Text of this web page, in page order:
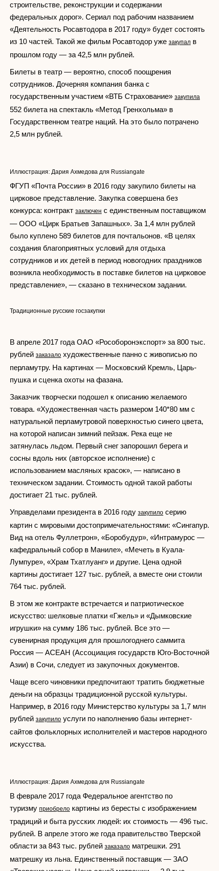
строительстве, реконструкции и содержании
федеральных дорог». Сериал под рабочим названием
«Деятельность Росавтодора в 2017 году» будет состоять
из 10 частей. Такой же фильм Росавтодор уже закупал в
прошлом году — за 42,5 млн рублей.
Билеты в театр — вероятно, способ поощрения
сотрудников. Дочерняя компания банка с
государственным участием «ВТБ Страхование» закупила
552 билета на спектакль «Метод Гренхольма» в
Государственном театре наций. На это было потрачено
2,5 млн рублей.
Иллюстрация: Дария Ахмедова для Russiangate
ФГУП «Почта России» в 2016 году закупило билеты на
цирковое представление. Закупка совершена без
конкурса: контракт заключен с единственным поставщиком
— ООО «Цирк Братьев Запашных». За 1,4 млн рублей
было куплено 589 билетов для почтальонов. «В целях
создания благоприятных условий для отдыха
сотрудников и их детей в период новогодних праздников
возникла необходимость в поставке билетов на цирковое
представление», — сказано в техническом задании.
Традиционные русские госзакупки
В апреле 2017 года ОАО «Рособоронэкспорт» за 800 тыс.
рублей заказало художественные панно с живописью по
перламутру. На картинах — Московский Кремль, Царь-
пушка и сценка охоты на фазана.
Заказчик творчески подошел к описанию желаемого
товара. «Художественная часть размером 140*80 мм с
натуральной перламутровой поверхностью синего цвета,
на которой написан зимний пейзаж. Река еще не
затянулась льдом. Первый снег запорошил берега и
сосны вдоль них (авторское исполнение) с
использованием масляных красок», — написано в
техническом задании. Стоимость одной такой работы
достигает 21 тыс. рублей.
Управделами президента в 2016 году закупило серию
картин с мировыми достопримечательностями: «Сингапур.
Вид на отель Фуллетрон», «Боробудур», «Интрамурос —
кафедральный собор в Маниле», «Мечеть в Куала-
Лумпуре», «Храм Тхатлуанг» и другие. Цена одной
картины достигает 127 тыс. рублей, а вместе они стоили
764 тыс. рублей.
В этом же контракте встречается и патриотическое
искусство: шелковые платки «Гжель» и «Дымковские
игрушки» на сумму 186 тыс. рублей. Все это —
сувенирная продукция для прошлогоднего саммита
Россия — АСЕАН (Ассоциация государств Юго-Восточной
Азии) в Сочи, следует из закупочных документов.
Чаще всего чиновники предпочитают тратить бюджетные
деньги на образцы традиционной русской культуры.
Например, в 2016 году Министерство культуры за 1,7 млн
рублей закупило услуги по наполнению базы интернет-
сайтов фольклорных исполнителей и мастеров народного
искусства.
Иллюстрация: Дария Ахмедова для Russiangate
В феврале 2017 года Федеральное агентство по
туризму приобрело картины из бересты с изображением
традиций и быта русских людей: их стоимость — 496 тыс.
рублей. В апреле этого же года правительство Тверской
области за 843 тыс. рублей заказало матрешки. 291
матрешку из льна. Единственный поставщик — ЗАО